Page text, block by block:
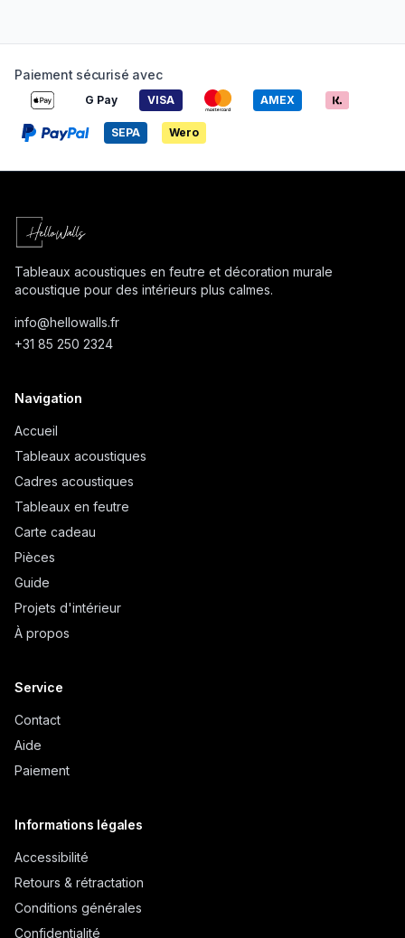
Paiement sécurisé avec
G Pay VISA AMEX
SEPA Wero
Tableaux acoustiques en feutre et décoration murale
acoustique pour des intérieurs plus calmes.
info@hellowalls.fr
+31 85 250 2324
Navigation
Accueil
Tableaux acoustiques
Cadres acoustiques
Tableaux en feutre
Carte cadeau
Pièces
Guide
Projets d'intérieur
À propos
Service
Contact
Aide
Paiement
Informations légales
Accessibilité
Retours & rétractation
Conditions générales
Confidentialité